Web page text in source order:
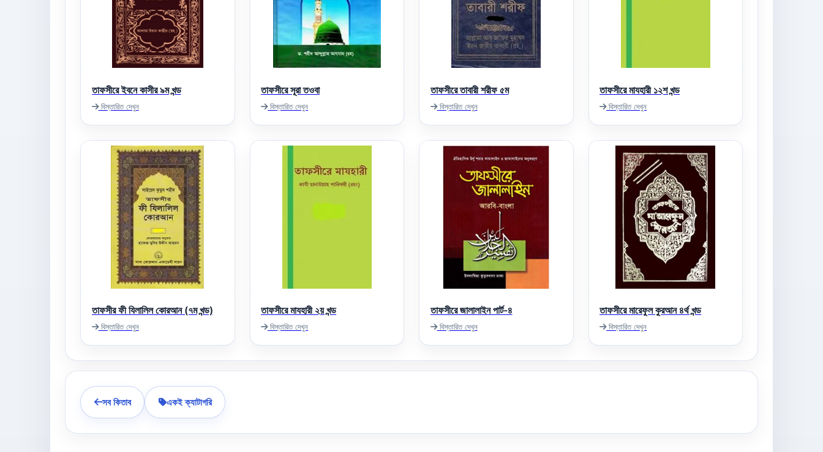
তাফসীরে ইবনে কাসীর ৯ম খন্ড
বিস্তারিত দেখুন
তাফসীরে সূরা তওবা
বিস্তারিত দেখুন
তাফসীরে তাবারী শরীফ ৫ম
বিস্তারিত দেখুন
তাফসীরে মাযহারী ১২শ খন্ড
বিস্তারিত দেখুন
তাফসীর ফী যিলালিল কোরআন (৭ম খন্ড)
বিস্তারিত দেখুন
তাফসীরে মাযহারী ২য় খন্ড
বিস্তারিত দেখুন
তাফসীরে জালালাইন পার্ট-৪
বিস্তারিত দেখুন
তাফসীরে মারেফুল কুরআন ৪র্থ খন্ড
বিস্তারিত দেখুন
সব কিতাব একই ক্যাটাগরি